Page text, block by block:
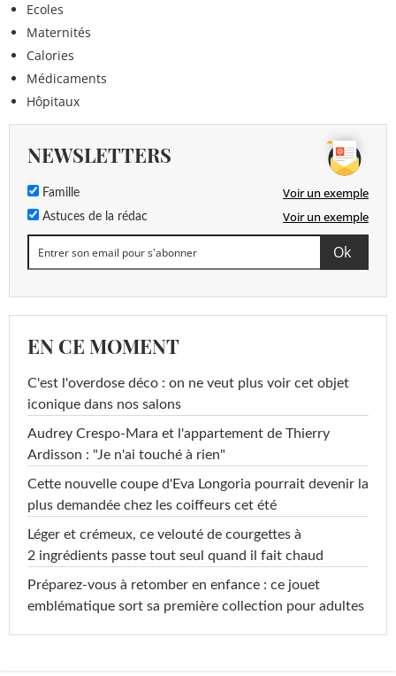
Ecoles
Maternités
Calories
Médicaments
Hôpitaux
NEWSLETTERS
Famille Voir un exemple
Astuces de la rédac Voir un exemple
EN CE MOMENT
C'est l'overdose déco : on ne veut plus voir cet objet
iconique dans nos salons
Audrey Crespo-Mara et l'appartement de Thierry
Ardisson : "Je n'ai touché à rien"
Cette nouvelle coupe d'Eva Longoria pourrait devenir la
plus demandée chez les coiffeurs cet été
Léger et crémeux, ce velouté de courgettes à
2 ingrédients passe tout seul quand il fait chaud
Préparez-vous à retomber en enfance : ce jouet
emblématique sort sa première collection pour adultes